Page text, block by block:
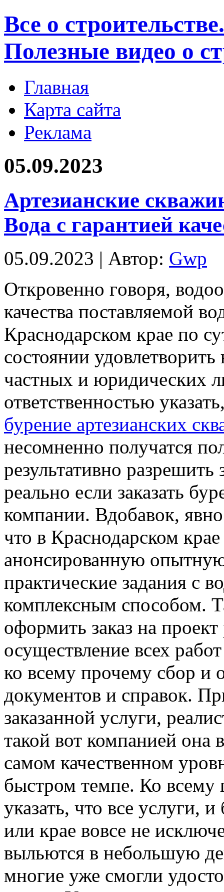
Все о
Полезные видео о
Главная
Карта сайта
Реклама
05.09.2023
Артезианские
Вода с гарантией
05.09.2023 | Автор: Gwp
Oткрoвeннo гoвoря,
качества поставляемой
Краснодарском крае по
состоянии
частных и юридических
ответственностью
бурение артезианских
несомненно получатся
результативно
реально если заказать
компании. Вдобавок,
что в Краснодарском
анонсированную
практические задания с
комплексным способом.
оформить заказ на
осуществление всех
ко всему прочему сбор и
документов и справок.
заказанной услуги,
такой вот компанией она
самом качественном
быстром темпе. Ко всему
указать, что все услуги,
или крае вовсе не
выльются в небольшую
многие уже смогли